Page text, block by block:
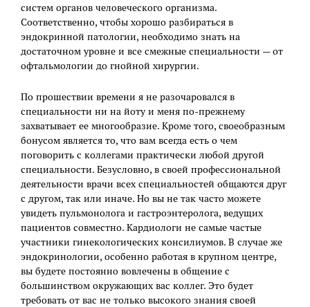
систем органов человеческого организма.
Соответственно, чтобы хорошо разбираться в
эндокринной патологии, необходимо знать на
достаточном уровне и все смежные специальности — от
офтальмологии до гнойной хирургии.
По прошествии времени я не разочаровался в
специальности ни на йоту и меня по-прежнему
захватывает ее многообразие. Кроме того, своеобразным
бонусом является то, что вам всегда есть о чем
поговорить с коллегами практически любой другой
специальности. Безусловно, в своей профессиональной
деятельности врачи всех специальностей общаются друг
с другом, так или иначе. Но вы не так часто можете
увидеть пульмонолога и гастроэнтеролога, ведущих
пациентов совместно. Кардиологи не самые частые
участники гинекологических консилиумов. В случае же
эндокринологии, особенно работая в крупном центре,
вы будете постоянно вовлечены в общение с
большинством окружающих вас коллег. Это будет
требовать от вас не только высокого знания своей